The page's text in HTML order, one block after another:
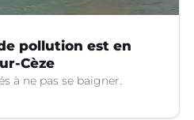
pollution est en
Cèze
à ne pas se baigner.